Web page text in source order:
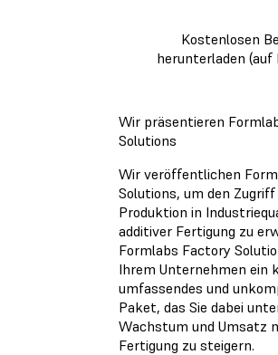
Kostenlosen
herunterladen (auf
Wir präsentieren
Solutions
Wir veröffentlichen
Solutions, um den Zugriff
Produktion in
additiver Fertigung zu
Formlabs Factory
Ihrem Unternehmen ein
umfassendes und
Paket, das Sie dabei
Wachstum und Umsatz
Fertigung zu steigern.